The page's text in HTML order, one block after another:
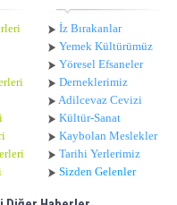
İz Bırakanlar
Yemek Kültürümüz
Yöresel Efsaneler
Derneklerimiz
Adilcevaz Cevizi
Kültür-Sanat
Kaybolan Meslekler
Tarihi Yerlerimiz
Sizden Gelenler